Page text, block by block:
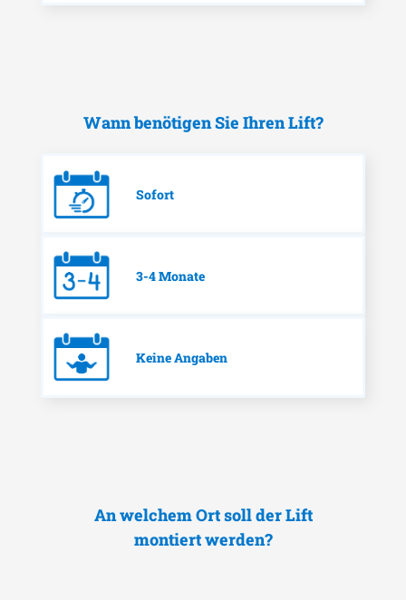
Wann benötigen Sie Ihren Lift?
Sofort
3-4 Monate
Keine Angaben
An welchem Ort soll der Lift
montiert werden?